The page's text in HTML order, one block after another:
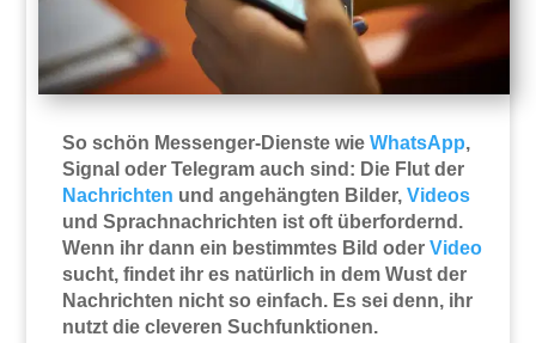
So schön Messenger-Dienste wieWhatsApp,
Signal oder Telegram auch sind: Die Flut der
Nachrichten und angehängten Bilder,Videos
und Sprachnachrichten ist oft überfordernd.
Wenn ihr dann ein bestimmtes Bild oderVideo
sucht, findet ihr es natürlich in dem Wust der
Nachrichten nicht so einfach. Es sei denn, ihr
nutzt die cleveren Suchfunktionen.